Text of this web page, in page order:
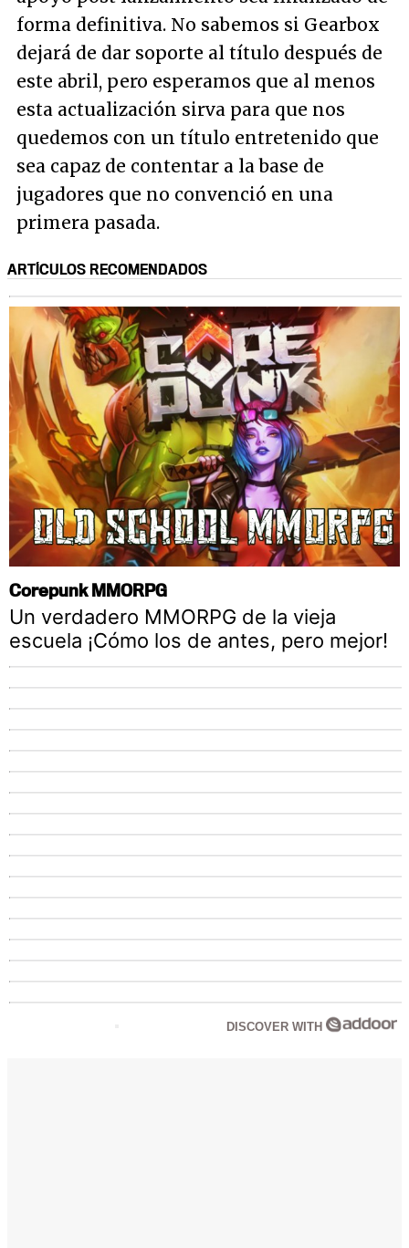
forma definitiva. No sabemos si Gearbox
dejará de dar soporte al título después de
este abril, pero esperamos que al menos
esta actualización sirva para que nos
quedemos con un título entretenido que
sea capaz de contentar a la base de
jugadores que no convenció en una
primera pasada.
ARTÍCULOS RECOMENDADOS
Corepunk MMORPG
Un verdadero MMORPG de la vieja
escuela ¡Cómo los de antes, pero mejor!
DISCOVER WITH